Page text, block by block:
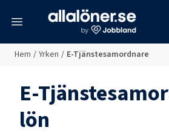
Hem / Yrken / E-Tjänstesamordnare
E-
lön